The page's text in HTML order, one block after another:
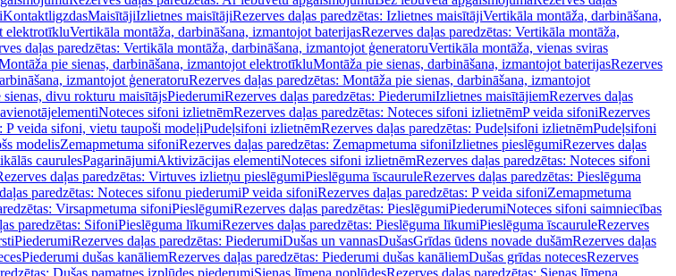
KontaktligzdasMaisītājiIzlietnes maisītājiRezerves daļas paredzētas: Izlietnes maisītājiVertikāla montāža, darbināšana,
elektrotīkluVertikāla montāža, darbināšana, izmantojot baterijasRezerves daļas paredzētas: Vertikāla montāža,
daļas paredzētas: Vertikāla montāža, darbināšana, izmantojot ģeneratoruVertikāla montāža, vienas sviras
pie sienas, darbināšana, izmantojot elektrotīkluMontāža pie sienas, darbināšana, izmantojot baterijasRezerves
izmantojot ģeneratoruRezerves daļas paredzētas: Montāža pie sienas, darbināšana, izmantojot
sienas, divu rokturu maisītājsPiederumiRezerves daļas paredzētas: PiederumiIzlietnes maisītājiemRezerves daļas
Noteces sifoni izlietnēmRezerves daļas paredzētas: Noteces sifoni izlietnēmP veida sifoniRezerves
P veida sifoni, vietu taupoši modeļiPudeļsifoni izlietnēmRezerves daļas paredzētas: Pudeļsifoni izlietnēmPudeļsifoni
modelisZemapmetuma sifoniRezerves daļas paredzētas: Zemapmetuma sifoniIzlietnes pieslēgumiRezerves daļas
caurulesPagarinājumiAktivizācijas elementiNoteces sifoni izlietnēmRezerves daļas paredzētas: Noteces sifoni
daļas paredzētas: Virtuves izlietņu pieslēgumiPieslēguma īscauruleRezerves daļas paredzētas: Pieslēguma
paredzētas: Noteces sifonu piederumiP veida sifoniRezerves daļas paredzētas: P veida sifoniZemapmetuma
Virsapmetuma sifoniPieslēgumiRezerves daļas paredzētas: PieslēgumiPiederumiNoteces sifoni saimniecības
paredzētas: SifoniPieslēguma līkumiRezerves daļas paredzētas: Pieslēguma līkumiPieslēguma īscauruleRezerves
PiederumiRezerves daļas paredzētas: PiederumiDušas un vannasDušasGrīdas ūdens novade dušāmRezerves daļas
Piederumi dušas kanāliemRezerves daļas paredzētas: Piederumi dušas kanāliemDušas grīdas notecesRezerves
Dušas pamatnes izplūdes piederumiSienas līmeņa noplūdesRezerves daļas paredzētas: Sienas līmeņa